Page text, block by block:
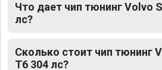
Что дает чип тюнинг Volvo
лс?
Сколько стоит чип тюнинг
T6 304 лс?